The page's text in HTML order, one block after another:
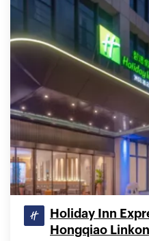
Holiday Inn
Hongqiao